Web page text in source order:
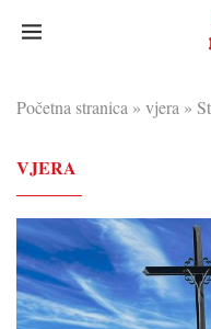
Početna stranica » vjera »
VJERA